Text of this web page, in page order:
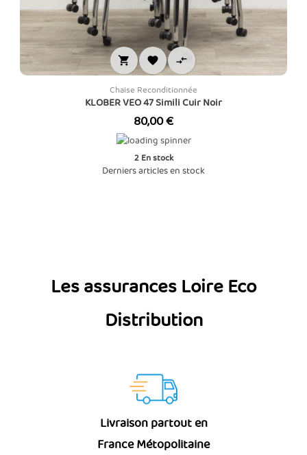
  
Chaise Reconditionnée
KLOBER VEO 47 Simili Cuir Noir
Prix
80,00 €
2 En stock
Derniers articles en stock
Les assurances Loire Eco
Distribution
Livraison partout en
France Métopolitaine